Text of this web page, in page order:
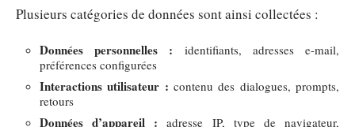
Plusieurs catégories de données sont ainsi collectées :
Données personnelles : identifiants, adresses e-mail,
préférences configurées
Interactions utilisateur : contenu des dialogues, prompts,
retours
Données d’appareil : adresse IP, type de navigateur,